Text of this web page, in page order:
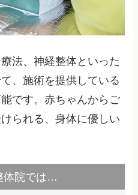
法、神経整体といった
、施術を提供している
です。赤ちゃんからご
られる、身体に優しい
体院では…